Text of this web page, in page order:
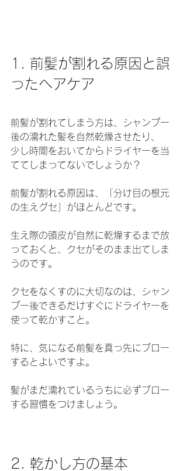
1. 前髪が割れる原因と誤
ったヘアケア
前髪が割れてしまう方は、シャンプー
後の濡れた髪を自然乾燥させたり、
少し時間をおいてからドライヤーを当
ててしまってないでしょうか？
前髪が割れる原因は、「分け目の根元
の生えグセ」がほとんどです。
生え際の頭皮が自然に乾燥するまで放
っておくと、クセがそのまま出てしま
うのです。
クセをなくすのに大切なのは、シャン
プー後できるだけすぐにドライヤーを
使って乾かすこと。
特に、気になる前髪を真っ先にブロー
するとよいですよ。
髪がまだ濡れているうちに必ずブロー
する習慣をつけましょう。
2. 乾かし方の基本